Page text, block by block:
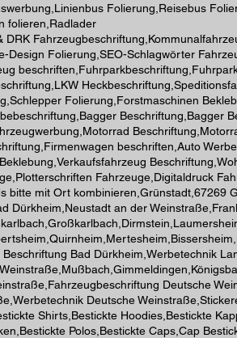
Folierung,Reisebus
folieren,Radlader
Folierung,SEO-Schlagwörter
Folierung,Forstmaschinen
Beschriftung,Bagger
beschriften,Auto
Fahrzeuge,Digitaldruck
bitte mit Ort kombinieren,Grünstadt,67269
Dürkheim,Neustadt an der
Bad Dürkheim,Werbetechnik
Deutsche
Deutsche
Shirts,Bestickte Hoodies,Bestickte
Polos,Bestickte Caps,Cap